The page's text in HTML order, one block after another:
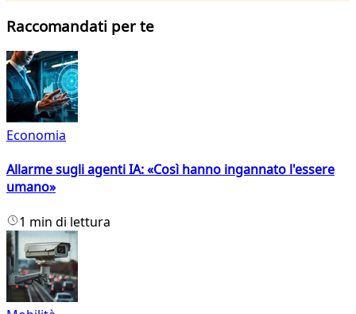
Raccomandati per te
Economia
Allarme sugli agenti IA: «Così hanno ingannato l'essere
umano»
1 min di lettura